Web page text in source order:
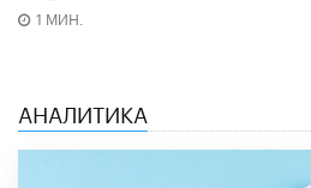
1 МИН.
АНАЛИТИКА